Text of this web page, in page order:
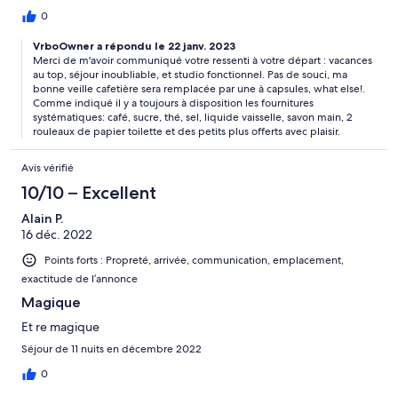
0
VrboOwner a répondu le 22 janv. 2023
Merci de m'avoir communiqué votre ressenti à votre départ : vacances
au top, séjour inoubliable, et studio fonctionnel. Pas de souci, ma
bonne veille cafetière sera remplacée par une à capsules, what else!.
Comme indiqué il y a toujours à disposition les fournitures
systématiques: café, sucre, thé, sel, liquide vaisselle, savon main, 2
rouleaux de papier toilette et des petits plus offerts avec plaisir.
Avis vérifié
10/10 – Excellent
Alain P.
16 déc. 2022
Points forts : Propreté, arrivée, communication, emplacement,
exactitude de l’annonce
Magique
Et re magique
Séjour de 11 nuits en décembre 2022
0